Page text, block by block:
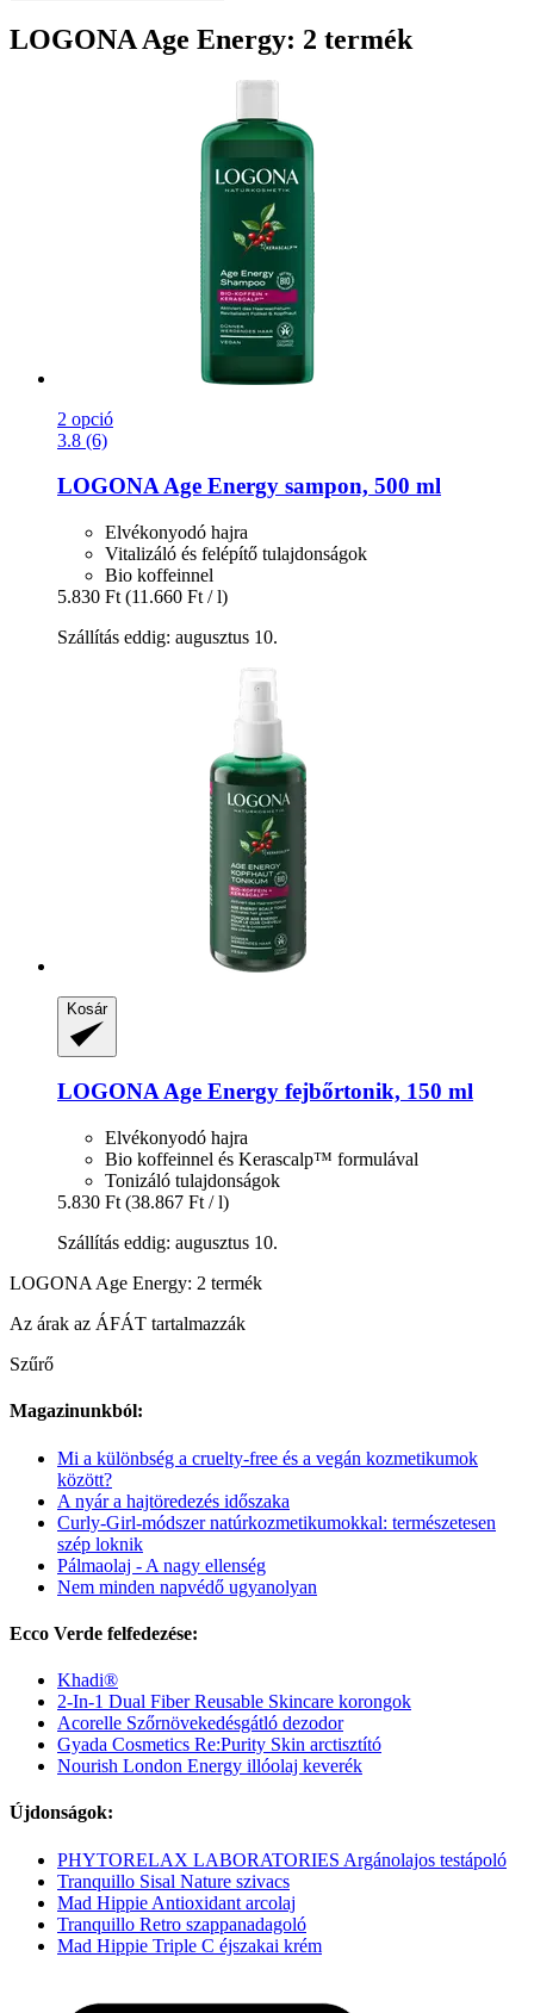
LOGONA Age Energy: 2 termék
2 opció
3.8 (6)
LOGONAAge Energy sampon, 500 ml
Elvékonyodó hajra
Vitalizáló és felépítő tulajdonságok
Bio koffeinnel
5.830 Ft (11.660 Ft / l)
Szállítás eddig: augusztus 10.
Kosár
LOGONAAge Energy fejbőrtonik, 150 ml
Elvékonyodó hajra
Bio koffeinnel és Kerascalp™ formulával
Tonizáló tulajdonságok
5.830 Ft (38.867 Ft / l)
Szállítás eddig: augusztus 10.
LOGONA Age Energy: 2 termék
Az árak az ÁFÁT tartalmazzák
Szűrő
Magazinunkból:
Mi a különbség a cruelty-free és a vegán kozmetikumok
között?
A nyár a hajtöredezés időszaka
Curly-Girl-módszer natúrkozmetikumokkal: természetesen
szép loknik
Pálmaolaj - A nagy ellenség
Nem minden napvédő ugyanolyan
Ecco Verde felfedezése:
Khadi®
2-In-1 Dual Fiber Reusable Skincare korongok
Acorelle Szőrnövekedésgátló dezodor
Gyada Cosmetics Re:Purity Skin arctisztító
Nourish London Energy illóolaj keverék
Újdonságok:
PHYTORELAX LABORATORIES Argánolajos testápoló
Tranquillo Sisal Nature szivacs
Mad Hippie Antioxidant arcolaj
Tranquillo Retro szappanadagoló
Mad Hippie Triple C éjszakai krém